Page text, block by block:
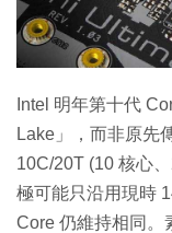
Intel 明年第十代
Lake」，而非原先
10C/20T (10 核心
極可能只沿用現時
Core 仍維持相同。